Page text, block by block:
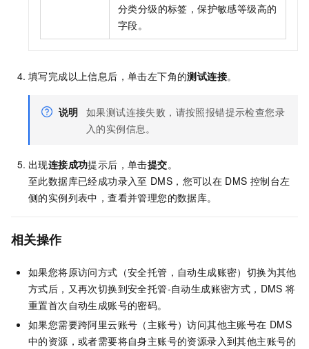
分类分级的标签，保护敏感等级高的
字段。
填写完成以上信息后，单击左下角的测试连接。
说明 如果测试连接失败，请按照报错提示检查您录
入的实例信息。
出现连接成功提示后，单击提交。
至此数据库已经成功录入至 DMS，您可以在 DMS 控制台左
侧的实例列表中，查看并管理您的数据库。
相关操作
如果您将原访问方式（安全托管，自动生成账密）切换为其他
方式后，又再次切换到安全托管-自动生成账密方式，DMS 将
重置首次自动生成账号的密码。
如果您需要跨阿里云账号（主账号）访问其他主账号在 DMS
中的资源，或者需要将自身主账号的资源录入到其他主账号的